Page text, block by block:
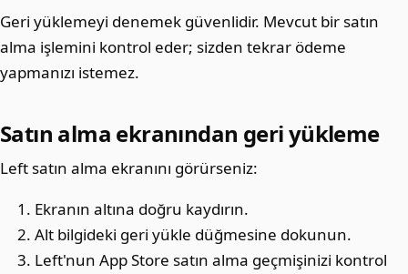
Geri yüklemeyi denemek güvenlidir. Mevcut bir satın
alma işlemini kontrol eder; sizden tekrar ödeme
yapmanızı istemez.
Satın alma ekranından geri yükleme
Left satın alma ekranını görürseniz:
Ekranın altına doğru kaydırın.
Alt bilgideki geri yükle düğmesine dokunun.
Left'nun App Store satın alma geçmişinizi kontrol